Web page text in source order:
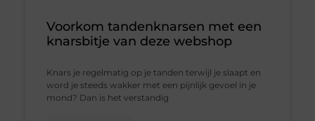
Voorkom tandenknarsen met een
knarsbitje van deze webshop
Knars je regelmatig op je tanden terwijl je slaapt en
word je steeds wakker met een pijnlijk gevoel in je
mond? Dan is het verstandig